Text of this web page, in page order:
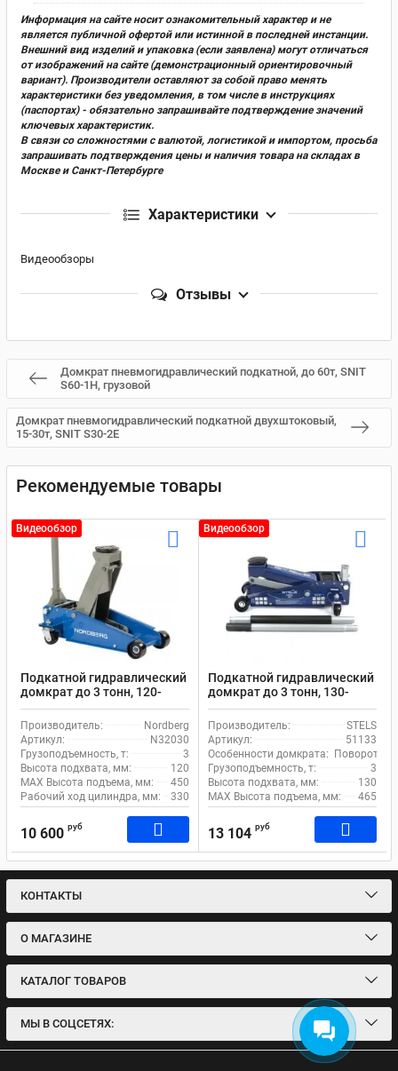
Информация на сайте носит ознакомительный характер и не
является публичной офертой или истинной в последней инстанции.
Внешний вид изделий и упаковка (если заявлена) могут отличаться
от изображений на сайте (демонстрационный ориентировочный
вариант). Производители оставляют за собой право менять
характеристики без уведомления, в том числе в инструкциях
(паспортах) - обязательно запрашивайте подтверждение значений
ключевых характеристик.
В связи со сложностями с валютой, логистикой и импортом, просьба
запрашивать подтверждения цены и наличия товара на складах в
Москве и Санкт-Петербурге
Характеристики
Видеообзоры
Отзывы
Домкрат пневмогидравлический подкатной, до 60т, SNIT
S60-1H, грузовой
Домкрат пневмогидравлический подкатной двухштоковый,
15-30т, SNIT S30-2E
Рекомендуемые товары
Видеообзор
Подкатной гидравлический
домкрат до 3 тонн, 120-
450мм Nordberg N32030
Производитель:
Nordberg
Артикул:
N32030
Грузоподъемность, т:
3
Высота подхвата, мм:
120
MAX Высота подъема, мм:
450
Рабочий ход цилиндра, мм:
330
10 600 руб
Видеообзор
Подкатной гидравлический
домкрат до 3 тонн, 130-
465мм STELS 51133
Производитель:
STELS
Артикул:
51133
Особенности домкрата:
Грузоподъемность, т:
3
Высота подхвата, мм:
130
MAX Высота подъема, мм:
465
13 104 руб
КОНТАКТЫ
О МАГАЗИНЕ
КАТАЛОГ ТОВАРОВ
МЫ В СОЦСЕТЯХ: